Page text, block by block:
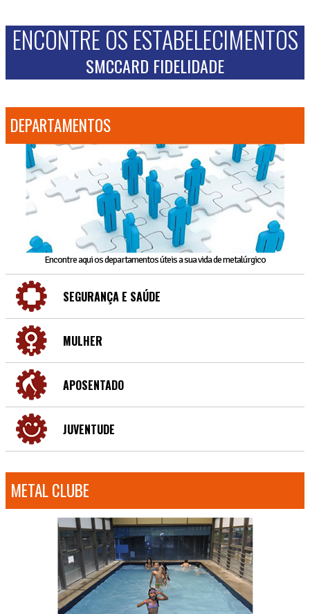
ENCONTRE OS ESTABELECIMENTOS
SMCCARD FIDELIDADE
DEPARTAMENTOS
Encontre aqui os departamentos úteis a sua vida de metalúrgico
SEGURANÇA E SAÚDE
MULHER
APOSENTADO
JUVENTUDE
METAL CLUBE